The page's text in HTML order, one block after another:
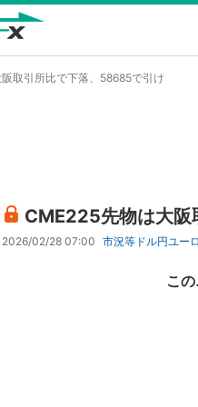
取引所比で下落、58685で引け
CME225先物は大
2026/02/28 07:00 市況等 ドル円ユー
こ